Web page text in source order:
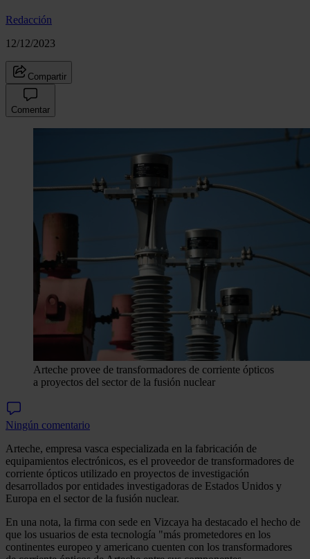
Redacción
12/12/2023
Compartir
Comentar
Arteche provee de transformadores de corriente ópticos
a proyectos del sector de la fusión nuclear
Ningún comentario
Arteche, empresa vasca especializada en la fabricación de
equipamientos electrónicos, es el proveedor de transformadores de
corriente ópticos utilizado en proyectos de investigación
desarrollados por entidades investigadoras de Estados Unidos y
Europa en el sector de la fusión nuclear.
En una nota, la firma con sede en Vizcaya ha destacado el hecho de
que los usuarios de esta tecnología "más prometedores en los
continentes europeo y americano cuenten con los transformadores